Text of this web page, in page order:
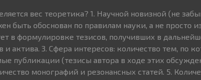
вес теоретика? 1. Научной новизной (не
быть обоснован по правилам науки, а не просто
в формулировке тезисов, получивших в
и актива. 3. Сфера интересов: количество тем, по
публикации (тезисы автора в ходе этих
монографий и резонансных статей. 5.